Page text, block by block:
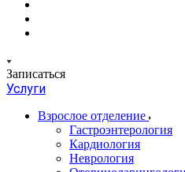
Записаться
Услуги
Взрослое отделение
Гастроэнтерология
Кардиология
Неврология